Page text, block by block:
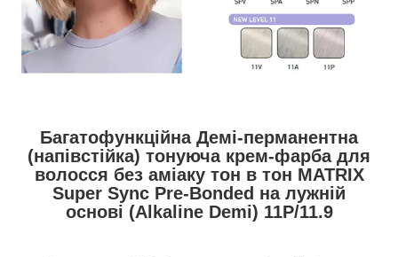
Багатофункційна Демі-перманентна
(напівстійка) тонуюча крем-фарба для
волосся без аміаку тон в тон MATRIX
Super Sync Pre-Bonded на лужній
основі (Alkaline Demi) 11P/11.9